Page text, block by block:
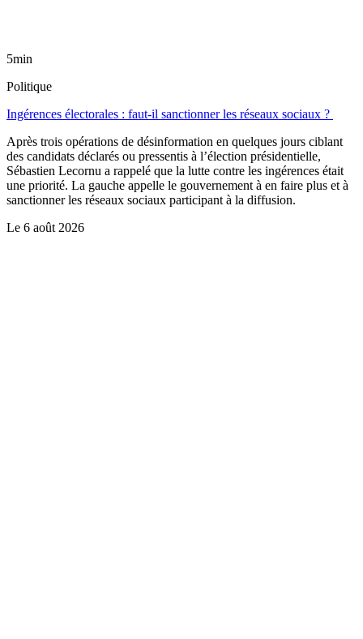
5min
Politique
Ingérences électorales : faut-il sanctionner les réseaux sociaux ?
Après trois opérations de désinformation en quelques jours ciblant
des candidats déclarés ou pressentis à l’élection présidentielle,
Sébastien Lecornu a rappelé que la lutte contre les ingérences était
une priorité. La gauche appelle le gouvernement à en faire plus et à
sanctionner les réseaux sociaux participant à la diffusion.
Le 6 août 2026